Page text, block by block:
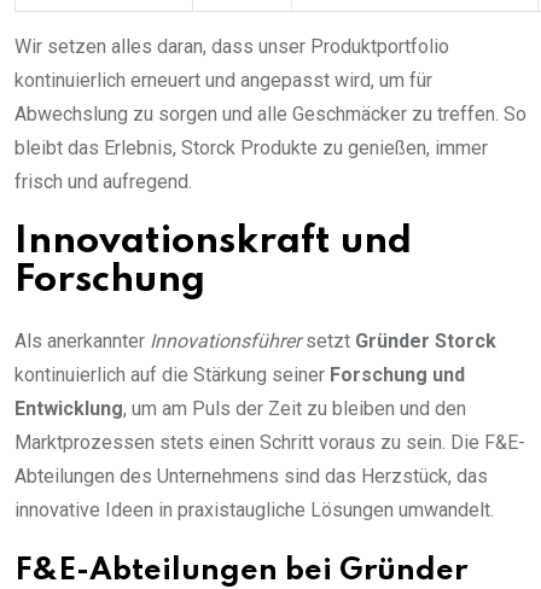
Wir setzen alles daran, dass unser Produktportfolio
kontinuierlich erneuert und angepasst wird, um für
Abwechslung zu sorgen und alle Geschmäcker zu treffen. So
bleibt das Erlebnis, Storck Produkte zu genießen, immer
frisch und aufregend.
Innovationskraft und
Forschung
Als anerkannter Innovationsführersetzt Gründer Storck
kontinuierlich auf die Stärkung seiner Forschung und
Entwicklung, um am Puls der Zeit zu bleiben und den
Marktprozessen stets einen Schritt voraus zu sein. Die F&E-
Abteilungen des Unternehmens sind das Herzstück, das
innovative Ideen in praxistaugliche Lösungen umwandelt.
F&E-Abteilungen bei Gründer